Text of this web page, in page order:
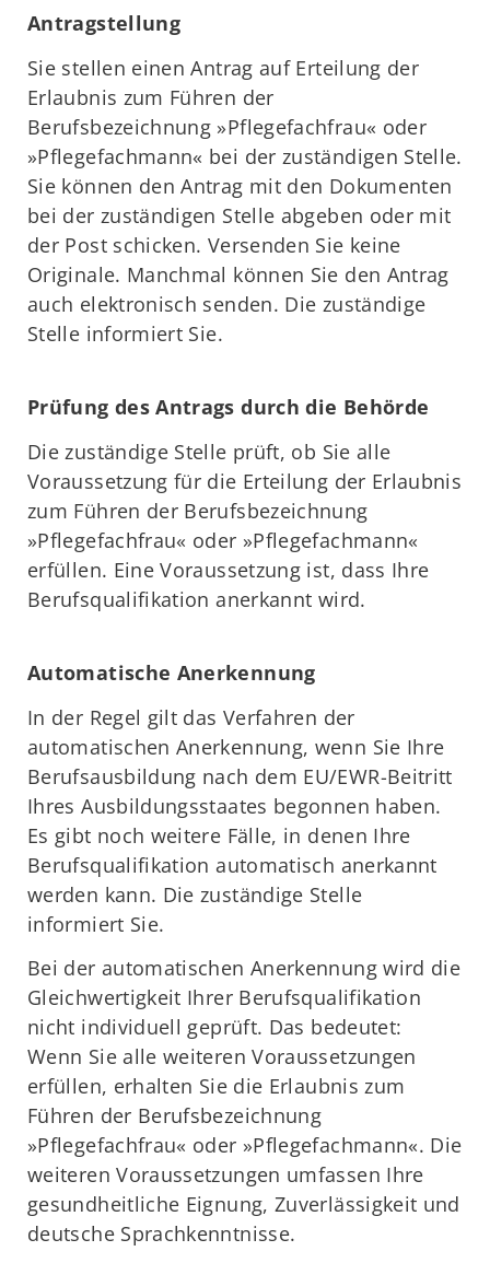
Antragstellung
Sie stellen einen Antrag auf Erteilung der
Erlaubnis zum Führen der
Berufsbezeichnung »Pflegefachfrau« oder
»Pflegefachmann« bei der zuständigen Stelle.
Sie können den Antrag mit den Dokumenten
bei der zuständigen Stelle abgeben oder mit
der Post schicken. Versenden Sie keine
Originale. Manchmal können Sie den Antrag
auch elektronisch senden. Die zuständige
Stelle informiert Sie.
Prüfung des Antrags durch die Behörde
Die zuständige Stelle prüft, ob Sie alle
Voraussetzung für die Erteilung der Erlaubnis
zum Führen der Berufsbezeichnung
»Pflegefachfrau« oder »Pflegefachmann«
erfüllen. Eine Voraussetzung ist, dass Ihre
Berufsqualifikation anerkannt wird.
Automatische Anerkennung
In der Regel gilt das Verfahren der
automatischen Anerkennung, wenn Sie Ihre
Berufsausbildung nach dem EU/EWR-Beitritt
Ihres Ausbildungsstaates begonnen haben.
Es gibt noch weitere Fälle, in denen Ihre
Berufsqualifikation automatisch anerkannt
werden kann. Die zuständige Stelle
informiert Sie.
Bei der automatischen Anerkennung wird die
Gleichwertigkeit Ihrer Berufsqualifikation
nicht individuell geprüft. Das bedeutet:
Wenn Sie alle weiteren Voraussetzungen
erfüllen, erhalten Sie die Erlaubnis zum
Führen der Berufsbezeichnung
»Pflegefachfrau« oder »Pflegefachmann«. Die
weiteren Voraussetzungen umfassen Ihre
gesundheitliche Eignung, Zuverlässigkeit und
deutsche Sprachkenntnisse.